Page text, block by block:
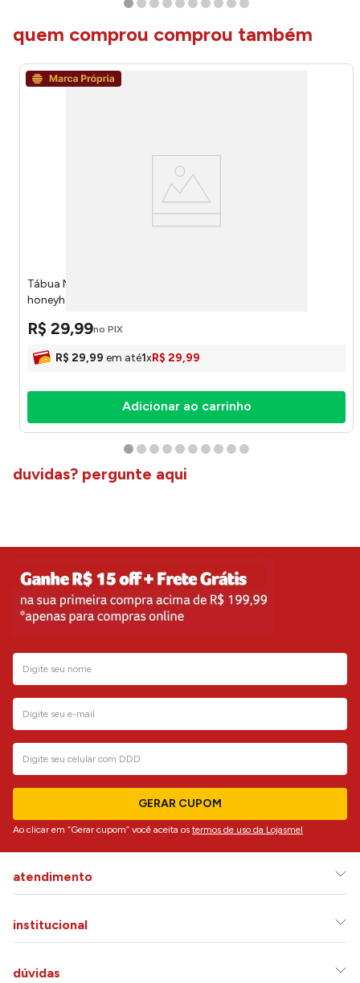
quem comprou comprou também
Tábua Multiúso Plástico PP 33x20x1,2cm LM4107 -
honeyhome
R$ 29,99no PIX
R$ 29,99 em até1xR$ 29,99
Adicionar ao carrinho
duvidas? pergunte aqui
GERAR CUPOM
Ao clicar em “Gerar cupom” você aceita os termos de uso da Lojasmel
atendimento
institucional
dúvidas